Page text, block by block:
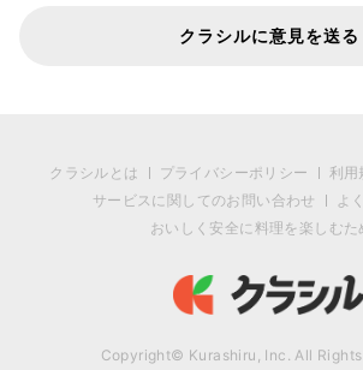
クラシルに意見を送る
クラシルとは プライバシーポリシー 利用
サービスに関してのお問い合わせ
よ
おいしく安全に料理を楽しむた
Copyright© Kurashiru, Inc. All